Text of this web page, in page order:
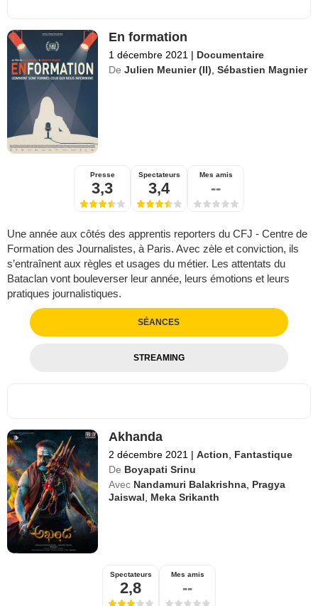
En formation
1 décembre 2021 | Documentaire
De Julien Meunier (II) ,Sébastien Magnier
Presse
3,3
Spectateurs
3,4
Mes amis
--
Une année aux côtés des apprentis reporters du CFJ - Centre de
Formation des Journalistes, à Paris. Avec zèle et conviction, ils
s’entraînent aux règles et usages du métier. Les attentats du
Bataclan vont bouleverser leur année, leurs émotions et leurs
pratiques journalistiques.
SÉANCES
STREAMING
Akhanda
2 décembre 2021 | Action
Fantastique
De Boyapati Srinu
Avec Nandamuri Balakrishna Pragya
Jaiswal
Meka Srikanth
Spectateurs
2,8
Mes amis
--